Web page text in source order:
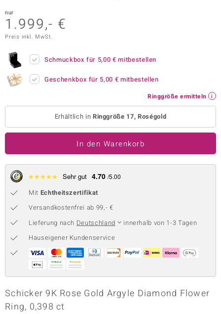
BY DE MELO
Collection
nur
1.999,- €
Preis inkl. MwSt.
Schmuckbox für 5,00 € mitbestellen
Geschenkbox für 5,00 € mitbestellen
Ringgröße ermitteln
Erhältlich in Ringgröße 17, Roségold
In den Warenkorb
★★★★★ Sehr gut 4.70 /5.00
Mit Echtheitszertifikat
Versandkostenfrei ab 99,- €
Lieferung nach Deutschland
innerhalb von 1-3 Tagen
Hauseigener Kundenservice
Schicker 9K Rose Gold Argyle Diamond Flower
Ring, 0,398 ct